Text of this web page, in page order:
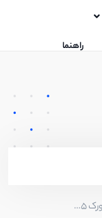
راهنما
هکاتون پای نتورک ۲۰۲۵؛ جدیدترین خبر پای نتورک